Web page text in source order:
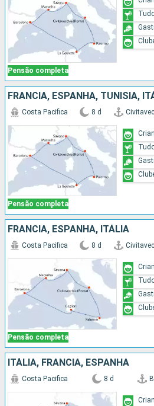
Pensão completa
FRANCIA, ESPANHA, TUNÍSIA,
Pensão completa
Costa Pacifica 8 d
FRANCIA, ESPANHA, ITÁLIA
Pensão completa
Costa Pacifica 8 d
ITÁLIA, FRANCIA, ESPANHA
Costa Pacifica 8 d